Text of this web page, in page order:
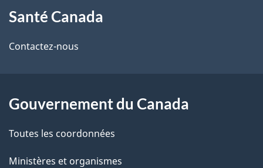
i
l
d
e
propos
de
site
Santé Canada
Contactez-nous
Gouvernement du Canada
Toutes les coordonnées
Ministères et organismes